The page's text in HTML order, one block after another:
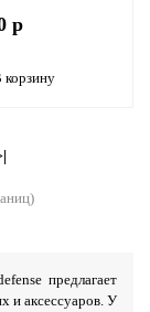
р
корзину
предлагает
и аксессуаров. У